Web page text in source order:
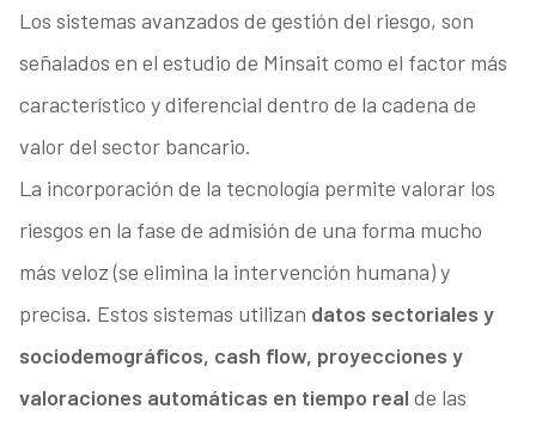
Los sistemas avanzados de gestión del riesgo, son
señalados en el estudio de Minsait como el factor más
característico y diferencial dentro de la cadena de
valor del sector bancario.
La incorporación de la tecnología permite valorar los
riesgos en la fase de admisión de una forma mucho
más veloz (se elimina la intervención humana) y
precisa. Estos sistemas utilizan datos sectoriales y
sociodemográficos, cash flow, proyecciones y
valoraciones automáticas en tiempo real de las